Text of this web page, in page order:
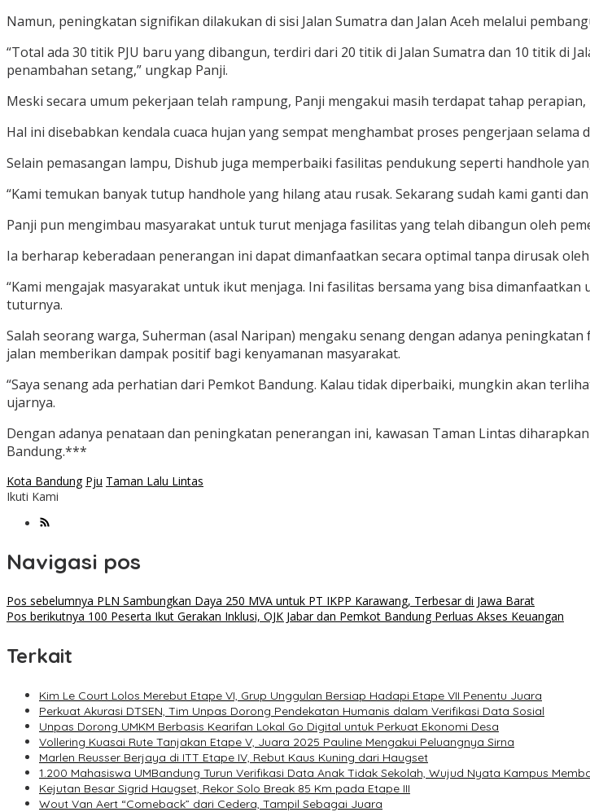
Namun, peningkatan signifikan dilakukan di sisi Jalan Sumatra dan Jalan Aceh melalui
“Total ada 30 titik PJU baru yang dibangun, terdiri dari 20 titik di Jalan Sumatra dan 10 titik di
penambahan setang,” ungkap Panji.
Meski secara umum pekerjaan telah rampung, Panji mengakui masih terdapat tahap perapian,
Hal ini disebabkan kendala cuaca hujan yang sempat menghambat proses pengerjaan selama
Selain pemasangan lampu, Dishub juga memperbaiki fasilitas pendukung seperti handhole
“Kami temukan banyak tutup handhole yang hilang atau rusak. Sekarang sudah kami ganti
Panji pun mengimbau masyarakat untuk turut menjaga fasilitas yang telah dibangun oleh
Ia berharap keberadaan penerangan ini dapat dimanfaatkan secara optimal tanpa dirusak
“Kami mengajak masyarakat untuk ikut menjaga. Ini fasilitas bersama yang bisa
tuturnya.
Salah seorang warga, Suherman (asal Naripan) mengaku senang dengan adanya
jalan memberikan dampak positif bagi kenyamanan masyarakat.
“Saya senang ada perhatian dari Pemkot Bandung. Kalau tidak diperbaiki, mungkin akan
ujarnya.
Dengan adanya penataan dan peningkatan penerangan ini, kawasan Taman Lintas
Bandung.***
Kota Bandung Pju Taman Lalu Lintas
Ikuti Kami
Navigasi pos
Pos sebelumnya PLN Sambungkan Daya 250 MVA untuk PT IKPP Karawang, Terbesar di Jawa Barat
Pos berikutnya 100 Peserta Ikut Gerakan Inklusi, OJK Jabar dan Pemkot Bandung Perluas Akses Keuangan
Terkait
Kim Le Court Lolos Merebut Etape VI, Grup Unggulan Bersiap Hadapi Etape VII Penentu Juara
Perkuat Akurasi DTSEN, Tim Unpas Dorong Pendekatan Humanis dalam Verifikasi Data Sosial
Unpas Dorong UMKM Berbasis Kearifan Lokal Go Digital untuk Perkuat Ekonomi Desa
Vollering Kuasai Rute Tanjakan Etape V, Juara 2025 Pauline Mengakui Peluangnya Sirna
Marlen Reusser Berjaya di ITT Etape IV, Rebut Kaus Kuning dari Haugset
1.200 Mahasiswa UMBandung Turun Verifikasi Data Anak Tidak Sekolah, Wujud Nyata Kampus
Kejutan Besar Sigrid Haugset, Rekor Solo Break 85 Km pada Etape III
Wout Van Aert “Comeback” dari Cedera, Tampil Sebagai Juara